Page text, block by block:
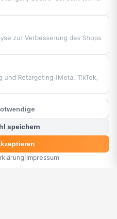
SUCHE KORB
? Kunden Chat
zur Verbesserung des Shops
und Retargeting (Meta, TikTok,
speichern
Impressum